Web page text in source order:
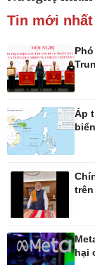
Quan sát
Hồ sơ
Kinh tế
Bất động sản
Khởi nghiệp
Tin mới nhất
Áp
hại